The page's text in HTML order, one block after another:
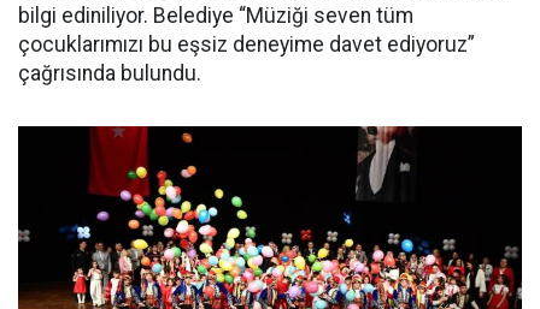
bilgi ediniliyor. Belediye “Müziği seven tüm
çocuklarımızı bu eşsiz deneyime davet ediyoruz”
çağrısında bulundu.